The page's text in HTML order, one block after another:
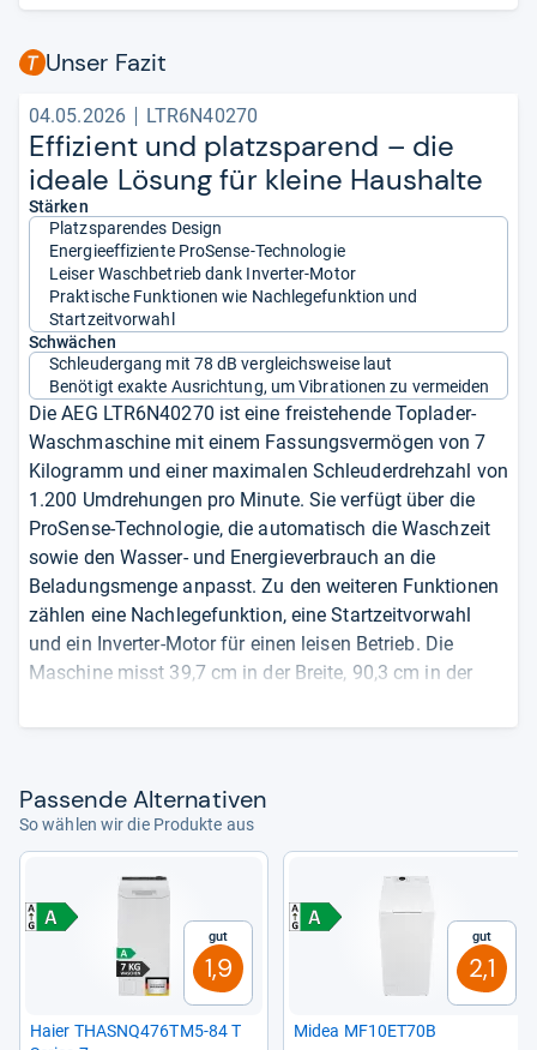
Unser Fazit
04.05.2026 LTR6N40270
Effi­zi­ent und platz­spa­rend – die
ideale Lösung für kleine Haus­halte
Stärken
Platzsparendes Design
Energieeffiziente ProSense-Technologie
Leiser Waschbetrieb dank Inverter-Motor
Praktische Funktionen wie Nachlegefunktion und
Startzeitvorwahl
Schwächen
Schleudergang mit 78 dB vergleichsweise laut
Benötigt exakte Ausrichtung, um Vibrationen zu vermeiden
Die AEG LTR6N40270 ist eine freistehende Toplader-
Waschmaschine mit einem Fassungsvermögen von 7
Kilogramm und einer maximalen Schleuderdrehzahl von
1.200 Umdrehungen pro Minute. Sie verfügt über die
ProSense-Technologie, die automatisch die Waschzeit
sowie den Wasser- und Energieverbrauch an die
Beladungsmenge anpasst. Zu den weiteren Funktionen
zählen eine Nachlegefunktion, eine Startzeitvorwahl
und ein Inverter-Motor für einen leisen Betrieb. Die
Maschine misst 39,7 cm in der Breite, 90,3 cm in der
Anpassung von Zeit, Wasser und Energie
Nachlegefunktion und Startzeitvorwahl
Inverter-Motor für leisen Betrieb
Das sagen die Quellen:
Die AEG LTR6N40270
überzeugt durch ihre platzsparende Bauweise und
effiziente Ausstattung. Die ProSense-Technologie passt
Waschzeit, Wasser- und Energieverbrauch automatisch
an die Beladungsmenge an, was den Energieverbrauch
Pas­sende Alter­na­ti­ven
So wählen wir die Produkte aus
Gut
1,9
Haier THASNQ476TM5-​84 T
Gut
2,1
Midea MF10ET70B